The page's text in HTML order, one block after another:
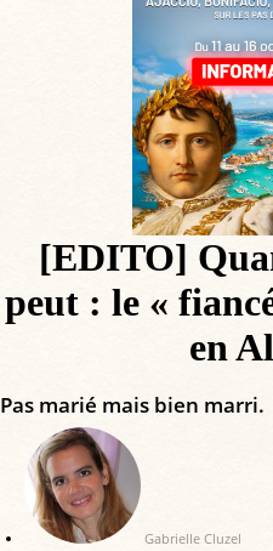
[EDITO]
peut : le «
en
Pas marié mais bien marri.
Gabrielle Cluzel